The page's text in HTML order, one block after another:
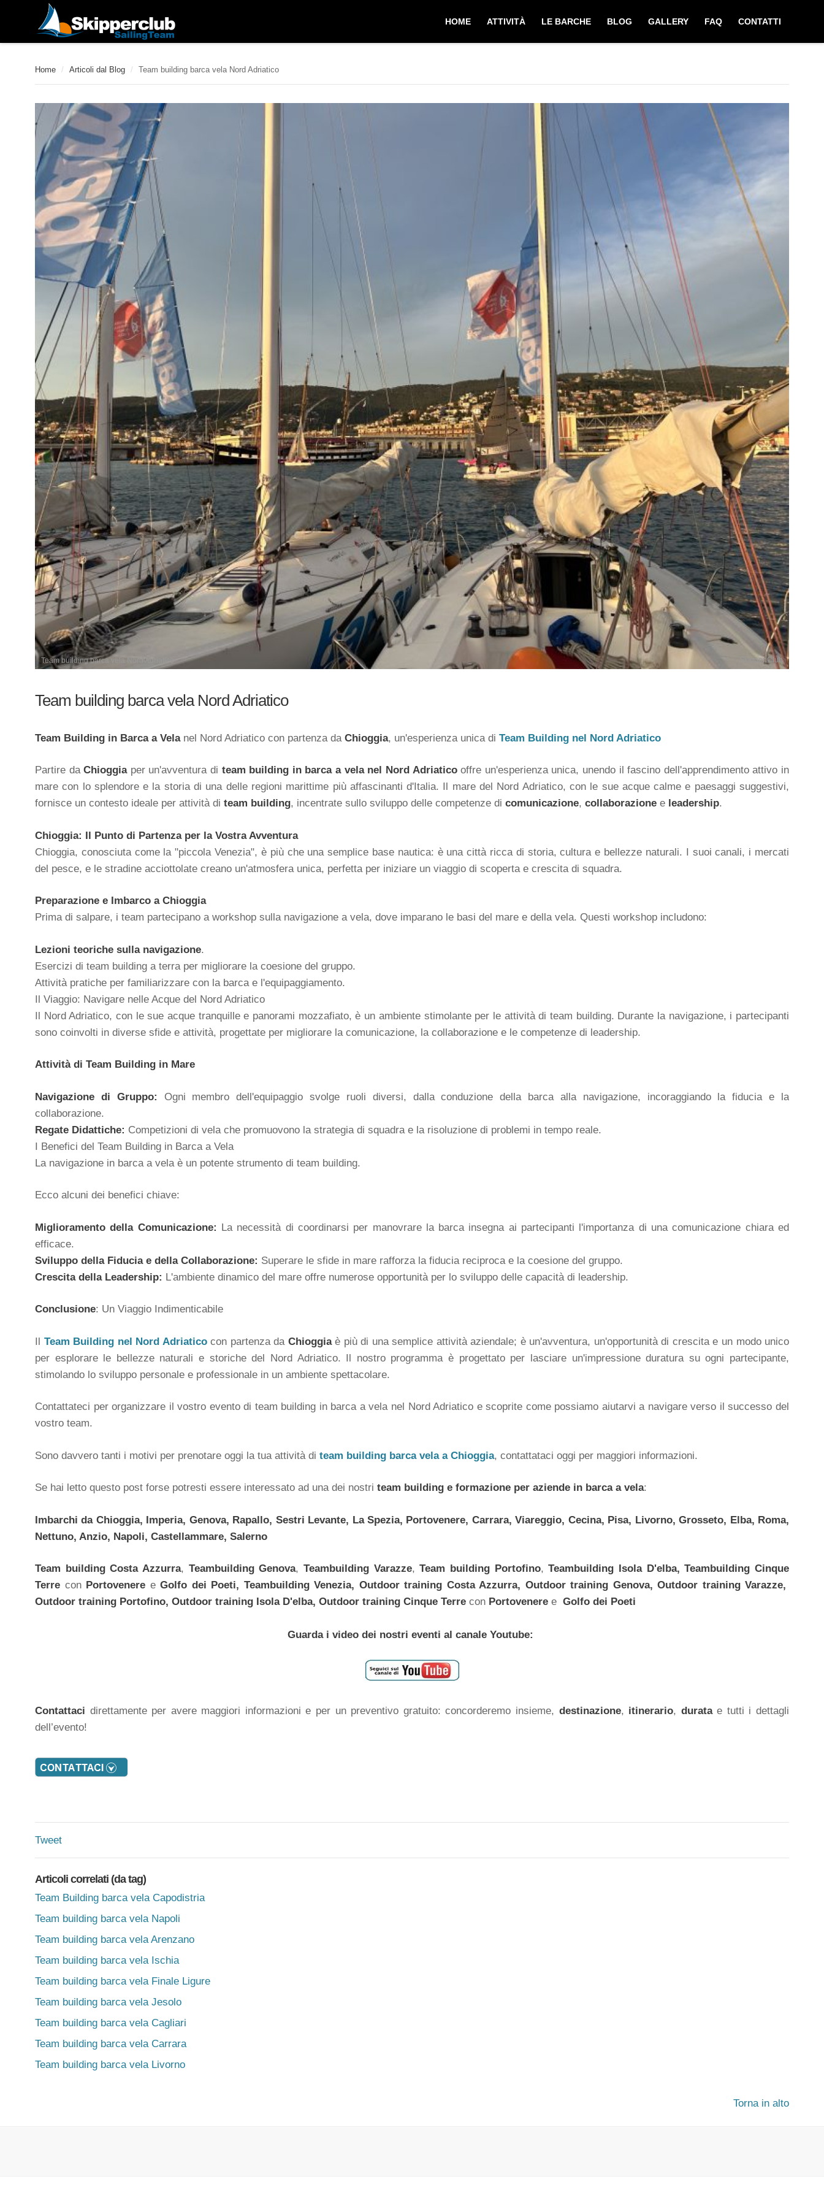
Home / Articoli dal Blog / Team building barca vela Nord Adriatico
Team building barca vela Nord Adriatico Skipper Club
Team building barca vela Nord Adriatico
Team Building in Barca a Velanel Nord Adriatico con partenza da Chioggia, un'esperienza unica di Team Building nel Nord Adriatico
Partire daChioggiaper un'avventura di team building in barca a vela nel Nord Adriaticooffre un'esperienza unica, unendo il fascino dell'apprendimento attivo in
mare con lo splendore e la storia di una delle regioni marittime più affascinanti d'Italia. Il mare del Nord Adriatico, con le sue acque calme e paesaggi suggestivi,
fornisce un contesto ideale per attività di team building, incentrate sullo sviluppo delle competenze di comunicazione, collaborazione e leadership.
Chioggia: Il Punto di Partenza per la Vostra Avventura
Chioggia, conosciuta come la "piccola Venezia", è più che una semplice base nautica: è una città ricca di storia, cultura e bellezze naturali. I suoi canali, i mercati
del pesce, e le stradine acciottolate creano un'atmosfera unica, perfetta per iniziare un viaggio di scoperta e crescita di squadra.
Preparazione e Imbarco a Chioggia
Prima di salpare, i team partecipano a workshop sulla navigazione a vela, dove imparano le basi del mare e della vela. Questi workshop includono:
Lezioni teoriche sulla navigazione.
Esercizi di team building a terra per migliorare la coesione del gruppo.
Attività pratiche per familiarizzare con la barca e l'equipaggiamento.
Il Viaggio: Navigare nelle Acque del Nord Adriatico
Il Nord Adriatico, con le sue acque tranquille e panorami mozzafiato, è un ambiente stimolante per le attività di team building. Durante la navigazione, i partecipanti
sono coinvolti in diverse sfide e attività, progettate per migliorare la comunicazione, la collaborazione e le competenze di leadership.
Attività di Team Building in Mare
Navigazione di Gruppo: Ogni membro dell'equipaggio svolge ruoli diversi, dalla conduzione della barca alla navigazione, incoraggiando la fiducia e la
collaborazione.
Regate Didattiche: Competizioni di vela che promuovono la strategia di squadra e la risoluzione di problemi in tempo reale.
I Benefici del Team Building in Barca a Vela
La navigazione in barca a vela è un potente strumento di team building.
Ecco alcuni dei benefici chiave:
Miglioramento della Comunicazione: La necessità di coordinarsi per manovrare la barca insegna ai partecipanti l'importanza di una comunicazione chiara ed
efficace.
Sviluppo della Fiducia e della Collaborazione: Superare le sfide in mare rafforza la fiducia reciproca e la coesione del gruppo.
Crescita della Leadership: L'ambiente dinamico del mare offre numerose opportunità per lo sviluppo delle capacità di leadership.
Conclusione: Un Viaggio Indimenticabile
Il Team Building nel Nord Adriaticocon partenza da Chioggiaè più di una semplice attività aziendale; è un'avventura, un'opportunità di crescita e un modo unico
per esplorare le bellezze naturali e storiche del Nord Adriatico. Il nostro programma è progettato per lasciare un'impressione duratura su ogni partecipante,
stimolando lo sviluppo personale e professionale in un ambiente spettacolare.
Contattateci per organizzare il vostro evento di team building in barca a vela nel Nord Adriatico e scoprite come possiamo aiutarvi a navigare verso il successo del
vostro team.
Sono davvero tanti i motivi per prenotare oggi la tua attività di team building barca vela a Chioggia, contattataci oggi per maggiori informazioni.
Se hai letto questo post forse potresti essere interessato ad una dei nostri team building e formazione per aziende in barca a vela:
Imbarchi da Chioggia, Imperia, Genova, Rapallo, Sestri Levante, La Spezia, Portovenere, Carrara, Viareggio, Cecina, Pisa, Livorno, Grosseto, Elba, Roma,
Nettuno, Anzio, Napoli, Castellammare, Salerno
Team building Costa Azzurra, Teambuilding Genova,Teambuilding Varazze,Team building Portofino,Teambuilding Isola D'elba, TeambuildingCinque
Terre con Portovenere e Golfo dei Poeti, Teambuilding Venezia, Outdoor training Costa Azzurra, Outdoor training Genova, Outdoor training Varazze,
Outdoor training Portofino, Outdoor training Isola D'elba, Outdoor training Cinque Terre con Portovenere e Golfo dei Poeti
Guarda i video dei nostri eventi al canale Youtube:
Contattaci direttamente per avere maggiori informazioni e per un preventivo gratuito: concorderemo insieme, destinazione, itinerario, duratae tutti i dettagli
dell’evento!
Tweet
Articoli correlati (da tag)
Team Building barca vela Capodistria
Team building barca vela Napoli
Team building barca vela Arenzano
Team building barca vela Ischia
Team building barca vela Finale Ligure
Team building barca vela Jesolo
Team building barca vela Cagliari
Team building barca vela Carrara
Team building barca vela Livorno
Torna in alto
HOME ATTIVITÀ LE BARCHE BLOG GALLERY FAQ CONTATTI